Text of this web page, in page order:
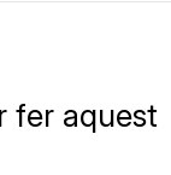
fer aquest